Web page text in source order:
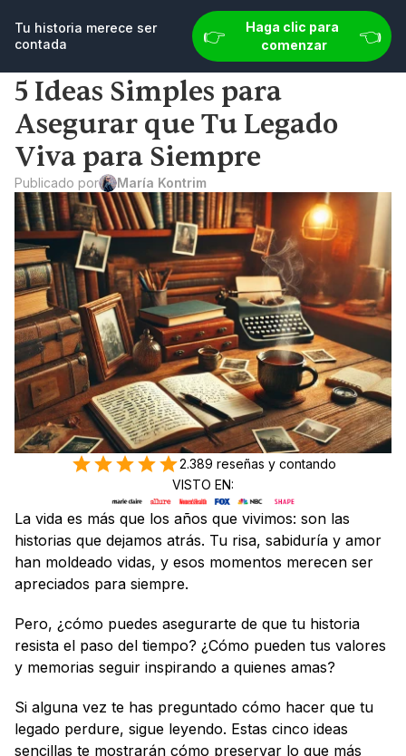
historia merece ser contada 👉 Haga clic para comenzar 👈
Tu historia merece ser
contada
👉
Haga clic para
comenzar
👈
5 Ideas Simples para
Asegurar que Tu Legado
Viva para Siempre
Publicado por María Kontrim
2.389 reseñas y contando
VISTO EN:
La vida es más que los años que vivimos: son las
historias que dejamos atrás. Tu risa, sabiduría y amor
han moldeado vidas, y esos momentos merecen ser
apreciados para siempre.
Pero, ¿cómo puedes asegurarte de que tu historia
resista el paso del tiempo? ¿Cómo pueden tus valores
y memorias seguir inspirando a quienes amas?
Si alguna vez te has preguntado cómo hacer que tu
legado perdure, sigue leyendo. Estas cinco ideas
sencillas te mostrarán cómo preservar lo que más